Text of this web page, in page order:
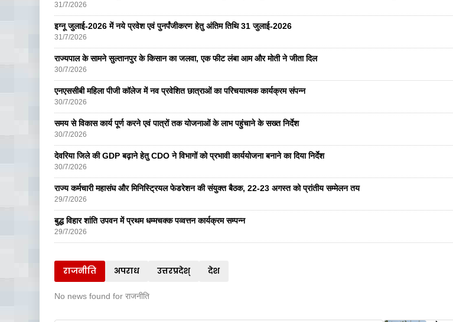
31/7/2026
इग्नू जुलाई-2026 में नये प्रवेश एवं पुनर्पंजीकरण हेतु अंतिम तिथि 31 जुलाई-2026
31/7/2026
राज्यपाल के सामने सुल्तानपुर के किसान का जलवा, एक फीट लंबा आम और मोती ने जीता दिल
30/7/2026
एनएससीबी महिला पीजी कॉलेज में नव प्रवेशित छात्राओं का परिचयात्मक कार्यक्रम संपन्न
30/7/2026
समय से विकास कार्य पूर्ण करने एवं पात्रों तक योजनाओं के लाभ पहुंचाने के सख्त निर्देश
30/7/2026
देवरिया जिले की GDP बढ़ाने हेतु CDO ने विभागों को प्रभावी कार्ययोजना बनाने का दिया निर्देश
30/7/2026
राज्य कर्मचारी महासंघ और मिनिस्ट्रियल फेडरेशन की संयुक्त बैठक, 22-23 अगस्त को प्रांतीय सम्मेलन तय
29/7/2026
बुद्ध विहार शांति उपवन में प्रथम धम्मचक्क पव्वत्तन कार्यक्रम सम्पन्न
29/7/2026
राजनीति अपराध उत्तरप्रदेश् देश
No news found for राजनीति